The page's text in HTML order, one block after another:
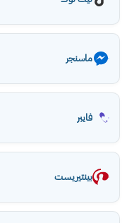
ماسنجر
فايبر
بينتيريست